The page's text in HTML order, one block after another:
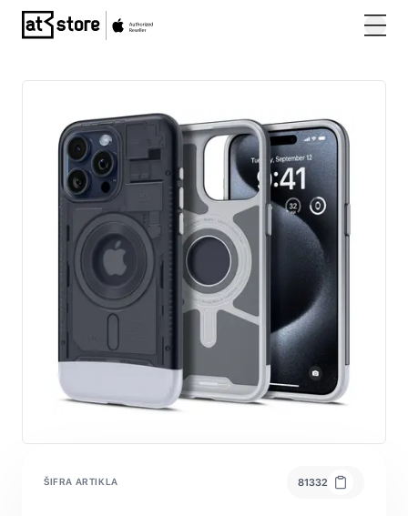
Posjetite početnu stranicu AT Store
ŠIFRA ARTIKLA 81332